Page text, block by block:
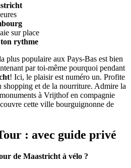
sur place
rythme
plus populaire aux Pays-Bas est bien
par toi-même pourquoi pendant
! Ici, le plaisir est numéro un. Profite
shopping et de la nourriture. Admire la
à Vrijthof en compagnie
cette ville bourguignonne de
: avec guide privé
de Maastricht à vélo ?